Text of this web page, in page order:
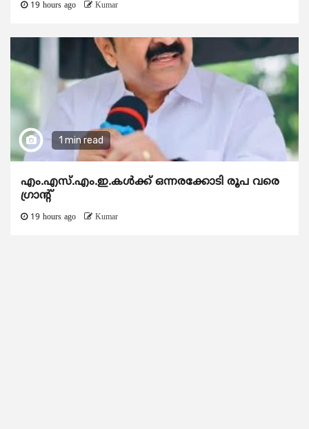
19 hours ago Kumar
1 min read
എം.എസ്.എം.ഇ.കൾക്ക് ഒന്നരക്കോടി രൂപ വരെ
ഗ്രാന്റ്
19 hours ago Kumar